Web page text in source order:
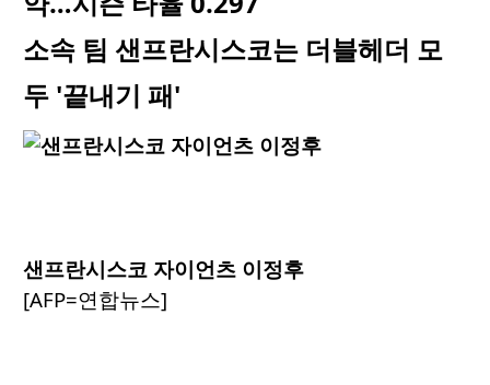
소속 팀 샌프란시스코는 더블헤더 모
두 '끝내기 패'
샌프란시스코 자이언츠 이정후
[AFP=연합뉴스]